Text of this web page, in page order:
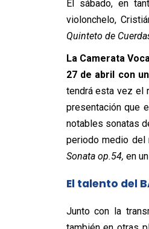
El sábado, en
violonchelo,
Quinteto de
La Camerata
27 de abril con
tendrá esta vez el
presentación que
notables sonatas
periodo medio del
Sonata op.54, en
El talento del
Junto con la